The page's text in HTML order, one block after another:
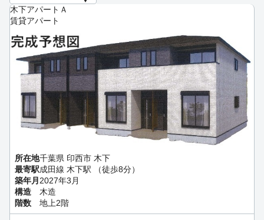
木下アパートＡ
賃貸アパート
所在地千葉県 印西市 木下
最寄駅成田線 木下駅 （徒歩8分）
築年月 2027年3月
構造
木造
階数
地上2階